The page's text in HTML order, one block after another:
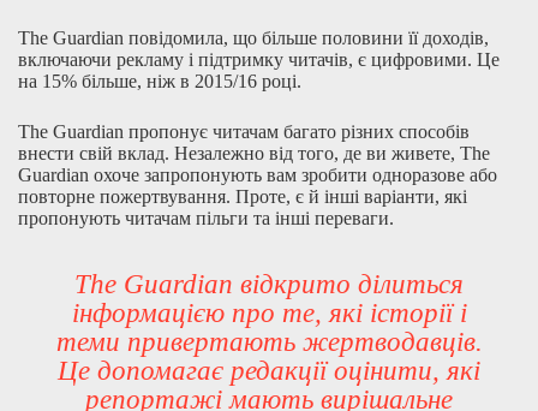
The Guardian повідомила, що більше половини її доходів,
включаючи рекламу і підтримку читачів, є цифровими. Це
на 15% більше, ніж в 2015/16 році.
The Guardian пропонує читачам багато різних способів
внести свій вклад. Незалежно від того, де ви живете, The
Guardian охоче запропонують вам зробити одноразове або
повторне пожертвування. Проте, є й інші варіанти, які
пропонують читачам пільги та інші переваги.
The Guardian відкрито ділиться
інформацією про те, які історії і
теми привертають жертводавців.
Це допомагає редакції оцінити, які
репортажі мають вирішальне